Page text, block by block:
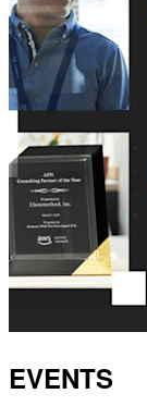
EVENTS